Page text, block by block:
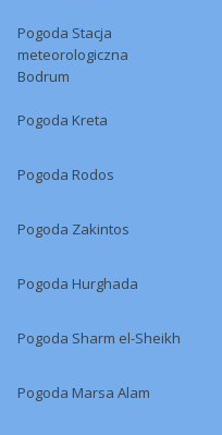
Pogoda Stacja
meteorologiczna
Bodrum
Pogoda Kreta
Pogoda Rodos
Pogoda Zakintos
Pogoda Hurghada
Pogoda Sharm el-Sheikh
Pogoda Marsa Alam